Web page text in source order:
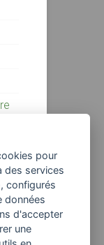
pour
des services
configurés
données
d'accepter
une